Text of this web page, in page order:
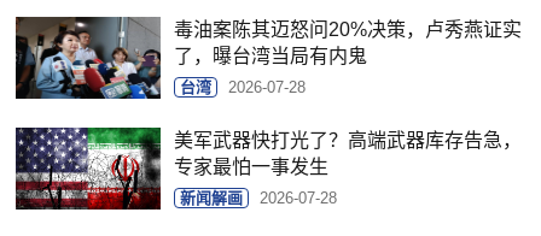
毒油案陈其迈怒问20%决策，卢秀燕证实
了，曝台湾当局有内鬼
台湾 2026-07-28
美军武器快打光了？高端武器库存告急，
专家最怕一事发生
新闻解画 2026-07-28